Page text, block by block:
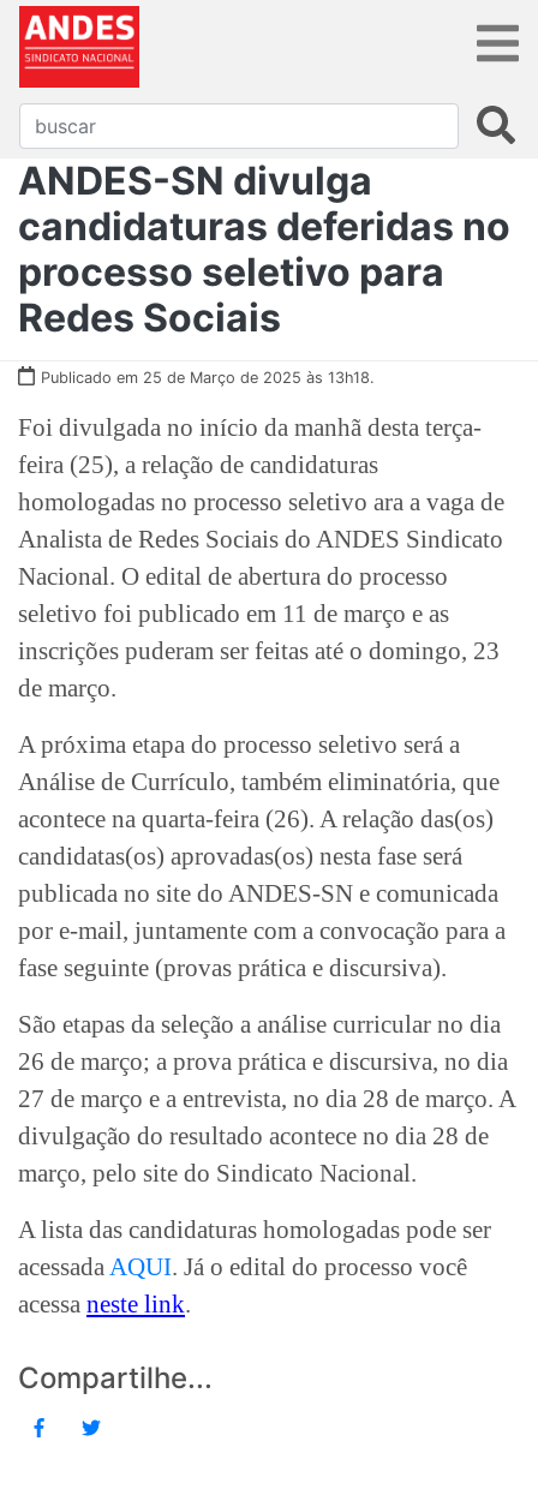
ANDES-SN divulga
candidaturas deferidas no
processo seletivo para
Redes Sociais
Publicado em 25 de Março de 2025 às 13h18.
Foi divulgada no início da manhã desta terça-
feira (25), a relação de candidaturas
homologadas no processo seletivo ara a vaga de
Analista de Redes Sociais do ANDES Sindicato
Nacional. O edital de abertura do processo
seletivo foi publicado em 11 de março e as
inscrições puderam ser feitas até o domingo, 23
de março.
A próxima etapa do processo seletivo será a
Análise de Currículo, também eliminatória, que
acontece na quarta-feira (26). A relação das(os)
candidatas(os) aprovadas(os) nesta fase será
publicada no site do ANDES-SN e comunicada
por e-mail, juntamente com a convocação para a
fase seguinte (provas prática e discursiva).
São etapas da seleção a análise curricular no dia
26 de março; a prova prática e discursiva, no dia
27 de março e a entrevista, no dia 28 de março. A
divulgação do resultado acontece no dia 28 de
março, pelo site do Sindicato Nacional.
A lista das candidaturas homologadas pode ser
acessadaAQUI. Já o edital do processo você
acessa neste link.
Compartilhe...